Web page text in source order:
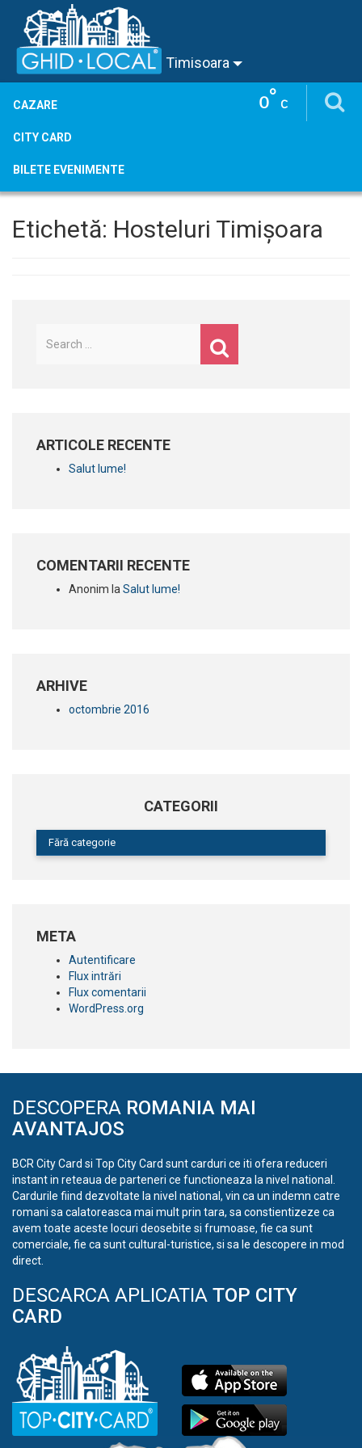
Timisoara
0° C
CAZARE
CITY CARD
BILETE EVENIMENTE
Etichetă: Hosteluri Timișoara
după:
ARTICOLE RECENTE
Salut lume!
COMENTARII RECENTE
Anonim la Salut lume!
ARHIVE
octombrie 2016
CATEGORII
Fără categorie
META
Autentificare
Flux intrări
Flux comentarii
WordPress.org
DESCOPERA ROMANIA MAI
AVANTAJOS
BCR City Card si Top City Card sunt carduri ce iti ofera reduceri
instant in reteaua de parteneri ce functioneaza la nivel national.
Cardurile fiind dezvoltate la nivel national, vin ca un indemn catre
romani sa calatoreasca mai mult prin tara, sa constientizeze ca
avem toate aceste locuri deosebite si frumoase, fie ca sunt
comerciale, fie ca sunt cultural-turistice, si sa le descopere in mod
direct.
DESCARCA APLICATIA TOP CITY
CARD